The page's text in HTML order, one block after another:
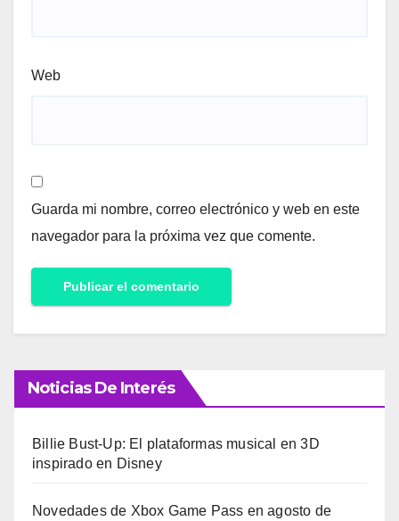
Web
Guarda mi nombre, correo electrónico y web en este
navegador para la próxima vez que comente.
Noticias De Interés
Billie Bust-Up: El plataformas musical en 3D
inspirado en Disney
Novedades de Xbox Game Pass en agosto de